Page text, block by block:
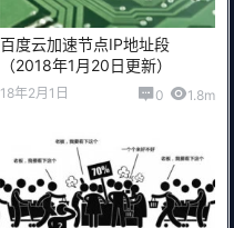
百度云加速节点IP地址段
（2018年1月20日更新）
18年2月1日 0 1.8m